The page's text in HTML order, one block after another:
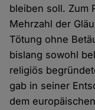
bleiben soll. Zum
Mehrzahl der
Tötung ohne
bislang sowohl
religiös
gab in seiner
dem